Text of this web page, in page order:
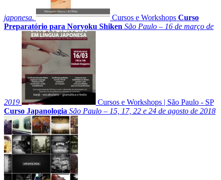
japonesa. Cursos e Workshops Curso
Preparatório para Noryoku Shiken São Paulo – 16 de março de
2019 Cursos e Workshops | São Paulo - SP
Curso Japanologia São Paulo – 15, 17, 22 e 24 de agosto de 2018